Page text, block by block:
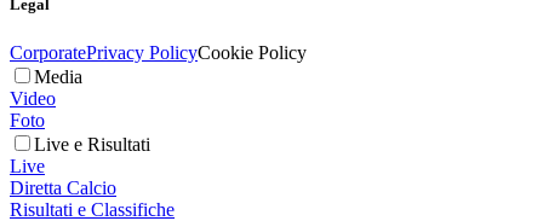
Legal
CorporatePrivacy PolicyCookie Policy
Media
Video
Foto
Live e Risultati
Live
Diretta Calcio
Risultati e Classifiche